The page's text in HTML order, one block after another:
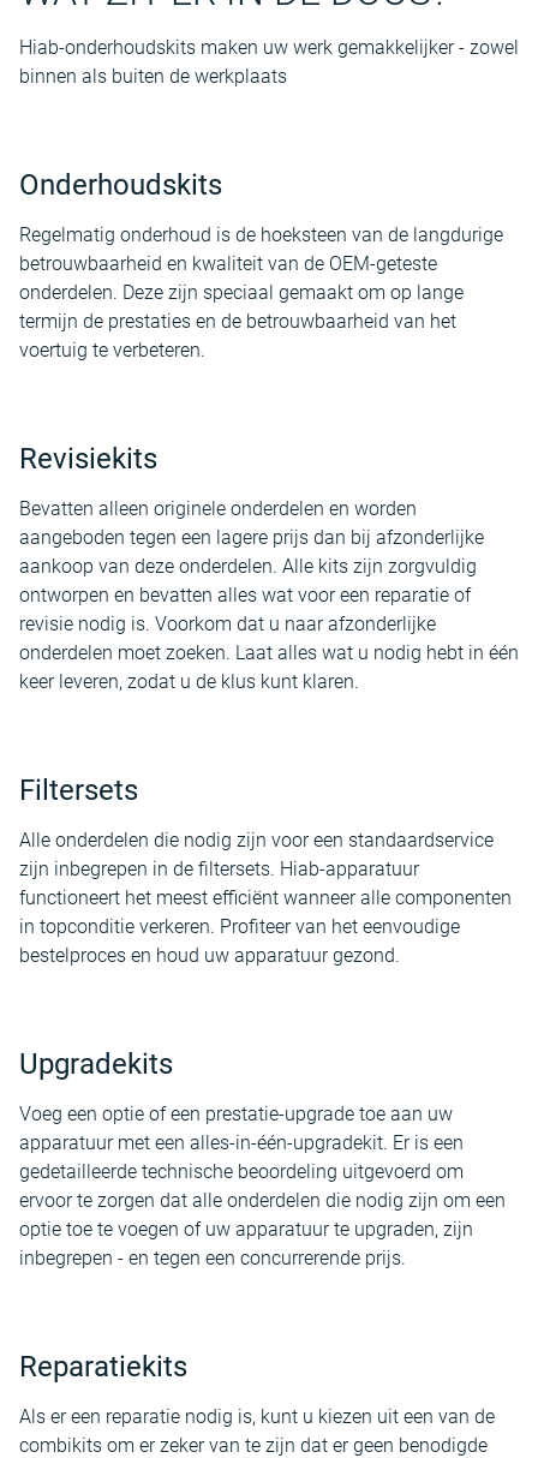
Hiab-onderhoudskits maken uw werk gemakkelijker - zowel
binnen als buiten de werkplaats
Onderhoudskits
Regelmatig onderhoud is de hoeksteen van de langdurige
betrouwbaarheid en kwaliteit van de OEM-geteste
onderdelen. Deze zijn speciaal gemaakt om op lange
termijn de prestaties en de betrouwbaarheid van het
voertuig te verbeteren.
Revisiekits
Bevatten alleen originele onderdelen en worden
aangeboden tegen een lagere prijs dan bij afzonderlijke
aankoop van deze onderdelen. Alle kits zijn zorgvuldig
ontworpen en bevatten alles wat voor een reparatie of
revisie nodig is. Voorkom dat u naar afzonderlijke
onderdelen moet zoeken. Laat alles wat u nodig hebt in één
keer leveren, zodat u de klus kunt klaren.
Filtersets
Alle onderdelen die nodig zijn voor een standaardservice
zijn inbegrepen in de filtersets. Hiab-apparatuur
functioneert het meest efficiënt wanneer alle componenten
in topconditie verkeren. Profiteer van het eenvoudige
bestelproces en houd uw apparatuur gezond.
Upgradekits
Voeg een optie of een prestatie-upgrade toe aan uw
apparatuur met een alles-in-één-upgradekit. Er is een
gedetailleerde technische beoordeling uitgevoerd om
ervoor te zorgen dat alle onderdelen die nodig zijn om een
optie toe te voegen of uw apparatuur te upgraden, zijn
inbegrepen - en tegen een concurrerende prijs.
Reparatiekits
Als er een reparatie nodig is, kunt u kiezen uit een van de
combikits om er zeker van te zijn dat er geen benodigde